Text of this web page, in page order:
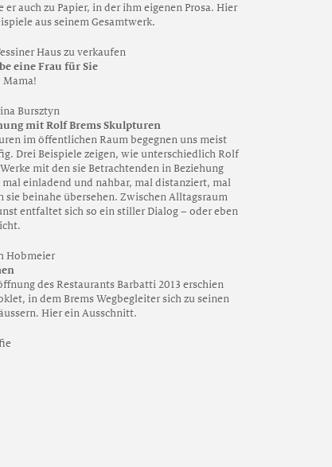
er auch zu Papier, in der ihm eigenen Prosa. Hier
aus seinem Gesamtwerk.
Haus zu verkaufen
eine Frau für Sie
Mama!
Bursztyn
mit Rolf Brems Skulpturen
im öffentlichen Raum begegnen uns meist
Drei Beispiele zeigen, wie unterschiedlich Rolf
mit den sie Betrachtenden in Beziehung
einladend und nahbar, mal distanziert, mal
sie beinahe übersehen. Zwischen Alltagsraum
entfaltet sich so ein stiller Dialog – oder eben
Hobmeier
des Restaurants Barbatti 2013 erschien
in dem Brems Wegbegleiter sich zu seinen
Hier ein Ausschnitt.